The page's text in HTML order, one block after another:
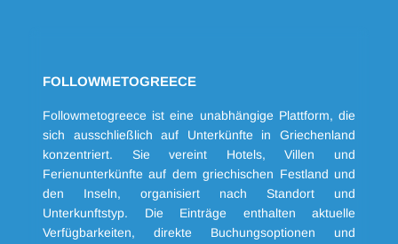
FOLLOWMETOGREECE
Followmetogreece ist eine unabhängige Plattform, die
sich ausschließlich auf Unterkünfte in Griechenland
konzentriert. Sie vereint Hotels, Villen und
Ferienunterkünfte auf dem griechischen Festland und
den Inseln, organisiert nach Standort und
Unterkunftstyp. Die Einträge enthalten aktuelle
Verfügbarkeiten, direkte Buchungsoptionen und